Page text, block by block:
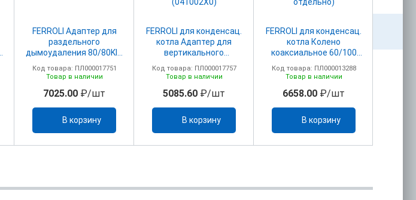
FERROLI Адаптер для
раздельного
дымоудаления 80/80KIT
FM.A
Код товара: ПЛ000017751
Товар в наличии
7025.00 ₽/шт
В корзину
FERROLI для конденсац.
котла Адаптер для
вертикального
(041002X0)
Код товара: ПЛ000017757
Товар в наличии
5085.60 ₽/шт
В корзину
FERROLI для конденсац.
котла Колено
коаксиальное 60/100
(удлинитель 1KWMA56W
Код товара: ПЛ000013288
Товар в наличии
6658.00 ₽/шт
В корзину